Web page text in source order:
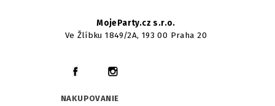
MojeParty.cz s.r.o.
Ve Žlíbku 1849/2A, 193 00 Praha 20
NAKUPOVANIE